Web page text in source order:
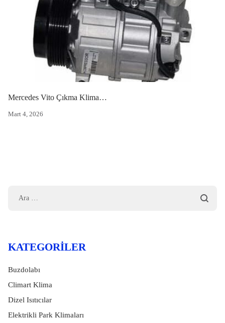
Mart 4, 2026
Mercedes Vito Çıkma Klima Kompresörü
KATEGORILER
Buzdolabı
Climart Klima
Dizel Isıtıcılar
Elektrikli Park Klimaları